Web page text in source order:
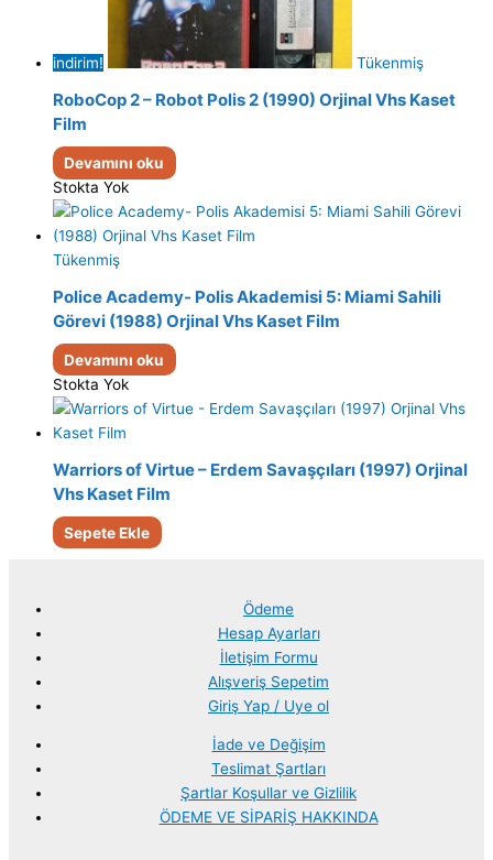
indirim! Tükenmiş
RoboCop 2 – Robot Polis 2 (1990) Orjinal Vhs Kaset
Film
Devamını oku
Stokta Yok
Tükenmiş
Police Academy- Polis Akademisi 5: Miami Sahili
Görevi (1988) Orjinal Vhs Kaset Film
Devamını oku
Stokta Yok
Warriors of Virtue – Erdem Savaşçıları (1997) Orjinal
Vhs Kaset Film
Sepete Ekle
Ödeme
Hesap Ayarları
İletişim Formu
Alışveriş Sepetim
Giriş Yap / Uye ol
İade ve Değişim
Teslimat Şartları
Şartlar Koşullar ve Gizlilik
ÖDEME VE SİPARİŞ HAKKINDA